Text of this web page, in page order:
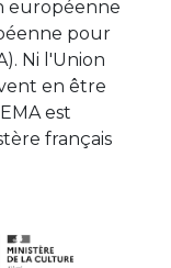
européenne
pour
Ni l'Union
en être
est
français